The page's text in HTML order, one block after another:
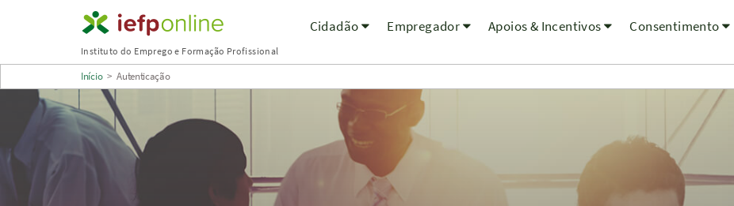
principal
Instituto do Emprego e Formação Profissional
Cidadão Empregador Apoios & Incentivos Consentimento
Início > Autenticação